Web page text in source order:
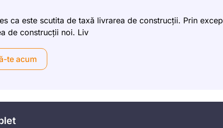
ca este scutita de taxă livrarea de construcții. Prin
de construcții noi. Liv
te acum